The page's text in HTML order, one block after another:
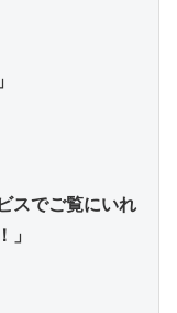
スでご覧にいれ
」